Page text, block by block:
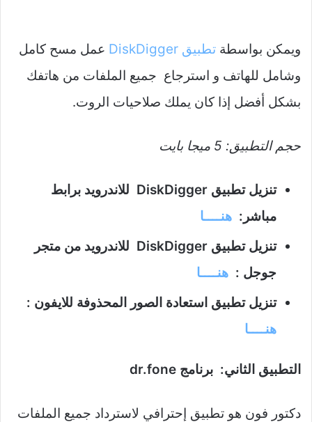
ويمكن بواسطة تطبيق DiskDigger
عمل مسح كامل
وشامل للهاتف و استرجاع جميع الملفات من هاتفك
بشكل أفضل إذا كان يملك صلاحيات الروت.
حجم التطبيق: 5 ميجا بايت
تنزيل تطبيق DiskDigger للاندرويد برابط
مباشر: هنــــا
تنزيل تطبيق DiskDigger للاندرويد من متجر
جوجل : هنــــا
تنزيل تطبيق استعادة الصور المحذوفة للايفون :
هنــــا
التطبيق الثاني: برنامج dr.fone
دكتور فون هو تطبيق إحترافي لاسترداد جميع الملفات